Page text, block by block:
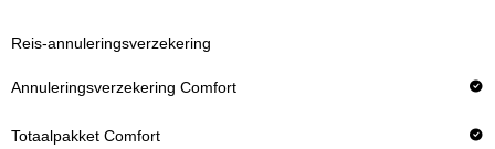
Annuleringsverzekering Comfort
Reis-annuleringsverzekering